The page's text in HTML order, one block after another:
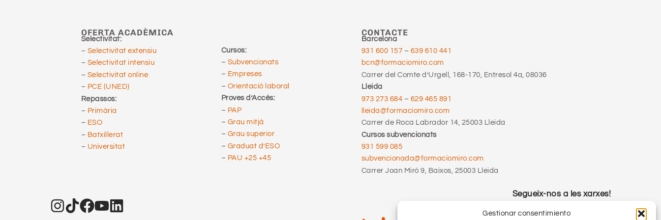
Gestionar consentimiento
OFERTA ACADÈMICA
Selectivitat:
– Selectivitat extensiu
– Selectivitat intensiu
– Selectivitat online
– PCE (UNED)
Repassos:
– Primària
– ESO
– Batxillerat
– Universitat
Cursos:
– Subvencionats
– Empreses
– Orientació laboral
Proves d’Accés:
– PAP
– Grau mitjà
– Grau superior
– Graduat d’ESO
– PAU +25 +45
CONTACTE
Barcelona
931 600 157 – 639 610 441
bcn@formaciomiro.com
Carrer del Comte d’Urgell, 168-170, Entresol 4a, 08036
Lleida
973 273 684 – 629 465 891
lleida@formaciomiro.com
Carrer de Roca Labrador 14, 25003 Lleida
Cursos subvencionats
931 599 085
subvencionada@formaciomiro.com
Carrer Joan Miró 9, Baixos, 25003 Lleida
Segueix-nos a les xarxes!